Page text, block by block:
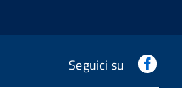
Seguici su